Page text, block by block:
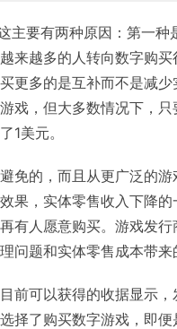
主要有两种原因：第一
来越多的人转向数字购
更多的是互补而不是减
戏，但大多数情况下，
1美元。
免的，而且从更广泛的
果，实体零售收入下降
有人愿意购买。游戏发
问题和实体零售成本带来
前可以获得的收据显示
择了购买数字游戏，即